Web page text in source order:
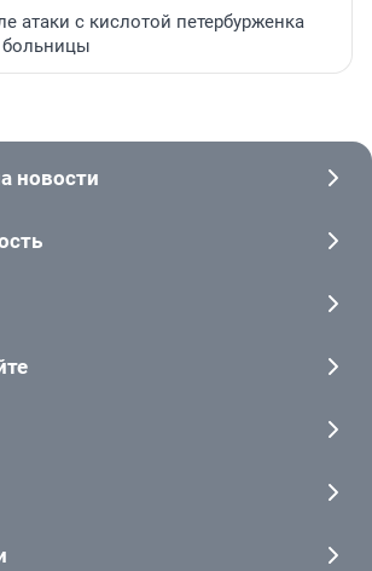
атаки с кислотой петербурженка
новости